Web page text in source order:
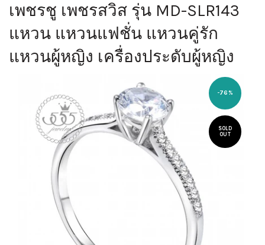
เพชรชู เพชรสวิส รุ่น MD-SLR143
แหวน แหวนแฟชั่น แหวนคู่รัก
แหวนผู้หญิง เครื่องประดับผู้หญิง
-76%
SOLD
OUT